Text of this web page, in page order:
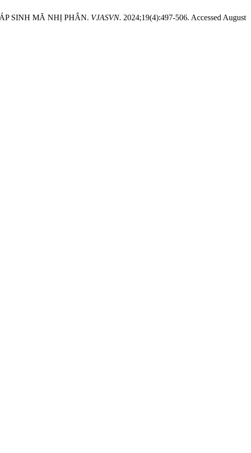
SINH MÃ NHỊ PHÂN. VJASVN. 2024;19(4):497-506. Accessed August